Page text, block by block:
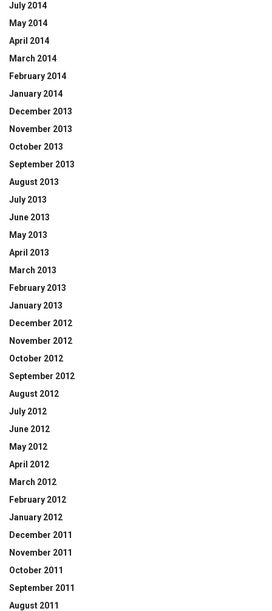
July 2014
May 2014
April 2014
March 2014
February 2014
January 2014
December 2013
November 2013
October 2013
September 2013
August 2013
July 2013
June 2013
May 2013
April 2013
March 2013
February 2013
January 2013
December 2012
November 2012
October 2012
September 2012
August 2012
July 2012
June 2012
May 2012
April 2012
March 2012
February 2012
January 2012
December 2011
November 2011
October 2011
September 2011
August 2011